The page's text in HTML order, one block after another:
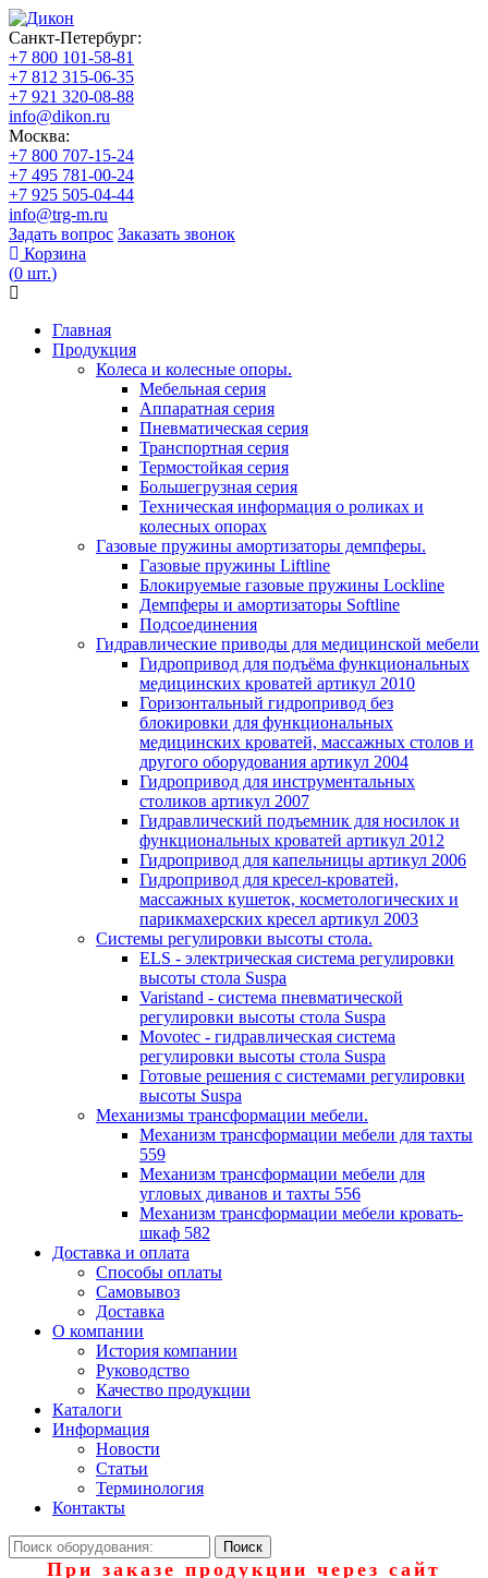
Санкт-Петербург:
+7 800 101-58-81
+7 812 315-06-35
+7 921 320-08-88
info@dikon.ru
Москва:
+7 800 707-15-24
+7 495 781-00-24
+7 925 505-04-44
info@trg-m.ru
Задать вопрос Заказать звонок
Корзина
(0 шт.)
Главная
Продукция
Колеса и колесные опоры.
Мебельная серия
Аппаратная серия
Пневматическая серия
Транспортная серия
Термостойкая серия
Большегрузная серия
Техническая информация о роликах и
колесных опорах
Газовые пружины амортизаторы демпферы.
Газовые пружины Liftline
Блокируемые газовые пружины Lockline
Демпферы и амортизаторы Softline
Подсоединения
Гидравлические приводы для медицинской мебели
Гидропривод для подъёма функциональных
медицинских кроватей артикул 2010
Горизонтальный гидропривод без
блокировки для функциональных
медицинских кроватей, массажных столов и
другого оборудования артикул 2004
Гидропривод для инструментальных
столиков артикул 2007
Гидравлический подъемник для носилок и
функциональных кроватей артикул 2012
Гидропривод для капельницы артикул 2006
Гидропривод для кресел-кроватей,
массажных кушеток, косметологических и
парикмахерских кресел артикул 2003
Системы регулировки высоты стола.
ELS - электрическая система регулировки
высоты стола Suspa
Varistand - система пневматической
регулировки высоты стола Suspa
Movotec - гидравлическая система
регулировки высоты стола Suspa
Готовые решения с системами регулировки
высоты Suspa
Механизмы трансформации мебели.
Механизм трансформации мебели для тахты
559
Механизм трансформации мебели для
угловых диванов и тахты 556
Механизм трансформации мебели кровать-
шкаф 582
Доставка и оплата
Способы оплаты
Самовывоз
Доставка
О компании
История компании
Руководство
Качество продукции
Каталоги
Информация
Новости
Статьи
Терминология
Контакты
При заказе продукции через сайт